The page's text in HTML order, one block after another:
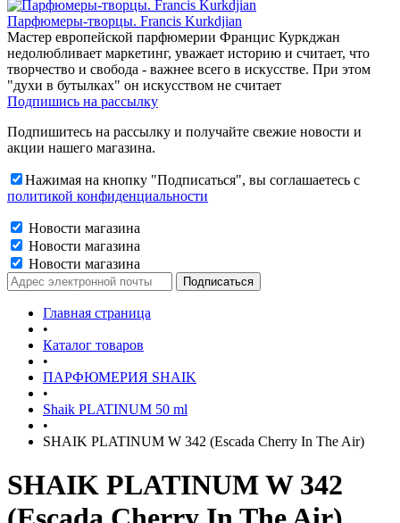
Парфюмеры-творцы. Francis Kurkdjian
Мастер европейской парфюмерии Францис Куркджан
недолюбливает маркетинг, уважает историю и считает, что
творчество и свобода - важнее всего в искусстве. При этом
"духи в бутылках" он искусством не считает
Подпишись на рассылку
Подпишитесь на рассылку и получайте свежие новости и
акции нашего магазина.
Нажимая на кнопку "Подписаться", вы соглашаетесь с
политикой конфиденциальности
Новости магазина
Новости магазина
Новости магазина
Главная страница
•
Каталог товаров
•
ПАРФЮМЕРИЯ SHAIK
•
Shaik PLATINUM 50 ml
•
SHAIK PLATINUM W 342 (Escada Cherry In The Air)
SHAIK PLATINUM W 342